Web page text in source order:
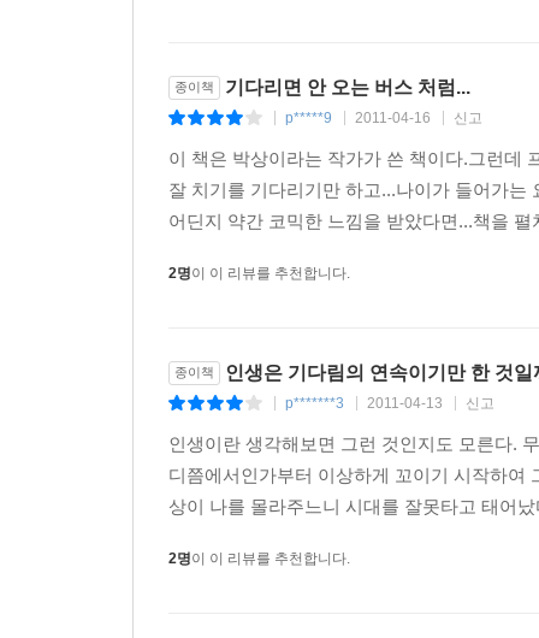
“아니지. 넌 거기서 인생의 밑바닥을 겪고 온 걸 자
“쌈 싸 먹고 자빠졌네. 그건 한국에서도 느낄 수
하고 떠들고 다니더니 이게 그거야?”
“내가 아까부터 얘기했잖아! 이건 기다림에 대한
“그게 말이 돼? 그래서 뭐? 뭘 기다린다고 썼는데?”
종이책 기다리면 안 오는 버스 처럼...
p*****9 2011-04-16 신고
이 책은 박상이라는 작가가 쓴 책이다.그런데
잘 치기를 기다리기만 하고...나이가 들어가
어딘지 약간 코믹한 느낌을 받았다면...책을
2명이 이 리뷰를 추천합니다.
종이책 인생은 기다림의 연속이기만 한 것일
p*******3 2011-04-13 신고
인생이란 생각해보면 그런 것인지도 모른다.
디쯤에서인가부터 이상하게 꼬이기 시작하여
상이 나를 몰라주느니 시대를 잘못타고 태어
2명이 이 리뷰를 추천합니다.